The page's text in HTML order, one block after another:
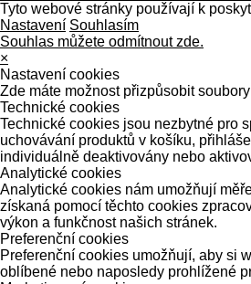
Tyto webové stránky používají k
Nastavení Souhlasím
Souhlas můžete odmítnout zde.
×
Nastavení cookies
Zde máte možnost přizpůsobit
Technické cookies
Technické cookies jsou nezbytné pro
uchovávání produktů v košíku,
individuálně deaktivovány nebo
Analytické cookies
Analytické cookies nám umožňují
získaná pomocí těchto cookies
výkon a funkčnost našich stránek.
Preferenční cookies
Preferenční cookies umožňují, aby si
oblíbené nebo naposledy prohlížené